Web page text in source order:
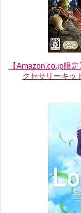
【Amazon.co.jp限
クセサリーキッ